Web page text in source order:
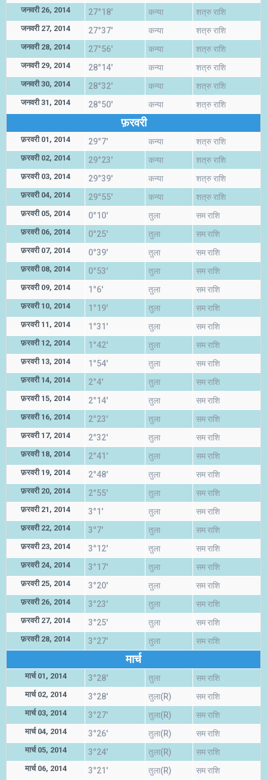
जनवरी 26, 2014 27°18' कन्या शत्रु राशि
जनवरी 27, 2014 27°37' कन्या शत्रु राशि
जनवरी 28, 2014 27°56' कन्या शत्रु राशि
जनवरी 29, 2014 28°14' कन्या शत्रु राशि
जनवरी 30, 2014 28°32' कन्या शत्रु राशि
जनवरी 31, 2014 28°50' कन्या शत्रु राशि
फ़रवरी
फ़रवरी 01, 2014 29°7' कन्या शत्रु राशि
फ़रवरी 02, 2014 29°23' कन्या शत्रु राशि
फ़रवरी 03, 2014 29°39' कन्या शत्रु राशि
फ़रवरी 04, 2014 29°55' कन्या शत्रु राशि
फ़रवरी 05, 2014 0°10' तुला सम राशि
फ़रवरी 06, 2014 0°25' तुला सम राशि
फ़रवरी 07, 2014 0°39' तुला सम राशि
फ़रवरी 08, 2014 0°53' तुला सम राशि
फ़रवरी 09, 2014 1°6' तुला सम राशि
फ़रवरी 10, 2014 1°19' तुला सम राशि
फ़रवरी 11, 2014 1°31' तुला सम राशि
फ़रवरी 12, 2014 1°42' तुला सम राशि
फ़रवरी 13, 2014 1°54' तुला सम राशि
फ़रवरी 14, 2014 2°4' तुला सम राशि
फ़रवरी 15, 2014 2°14' तुला सम राशि
फ़रवरी 16, 2014 2°23' तुला सम राशि
फ़रवरी 17, 2014 2°32' तुला सम राशि
फ़रवरी 18, 2014 2°41' तुला सम राशि
फ़रवरी 19, 2014 2°48' तुला सम राशि
फ़रवरी 20, 2014 2°55' तुला सम राशि
फ़रवरी 21, 2014 3°1' तुला सम राशि
फ़रवरी 22, 2014 3°7' तुला सम राशि
फ़रवरी 23, 2014 3°12' तुला सम राशि
फ़रवरी 24, 2014 3°17' तुला सम राशि
फ़रवरी 25, 2014 3°20' तुला सम राशि
फ़रवरी 26, 2014 3°23' तुला सम राशि
फ़रवरी 27, 2014 3°25' तुला सम राशि
फ़रवरी 28, 2014 3°27' तुला सम राशि
मार्च
मार्च 01, 2014 3°28' तुला सम राशि
मार्च 02, 2014 3°28' तुला(R) सम राशि
मार्च 03, 2014 3°27' तुला(R) सम राशि
मार्च 04, 2014 3°26' तुला(R) सम राशि
मार्च 05, 2014 3°24' तुला(R) सम राशि
मार्च 06, 2014 3°21' तुला(R) सम राशि